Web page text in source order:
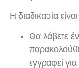
Η διαδικασία
Θα λάβετε
εγγραφεί